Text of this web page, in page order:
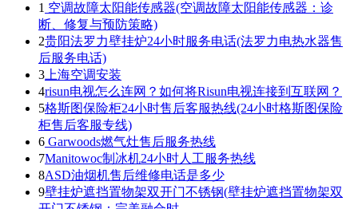
1 空调故障太阳能传感器(空调故障太阳能传感器：诊
断、修复与预防策略)
2贵阳法罗力壁挂炉24小时服务电话(法罗力电热水器售
后服务电话)
3 上海空调安装
4risun电视怎么连网？如何将Risun电视连接到互联网？
5格斯图保险柜24小时售后客服热线(24小时格斯图保险
柜售后客服专线)
6 Garwoods燃气灶售后服务热线
7Manitowoc制冰机24小时人工服务热线
8ASD油烟机售后维修电话是多少
9壁挂炉遮挡置物架双开门不锈钢(壁挂炉遮挡置物架双